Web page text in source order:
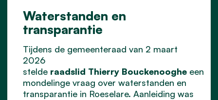
Waterstanden en
transparantie
Tijdens de gemeenteraad van 2 maart
2026
stelde raadslid Thierry Bouckenooghe een
mondelinge vraag over waterstanden en
transparantie in Roeselare. Aanleiding was